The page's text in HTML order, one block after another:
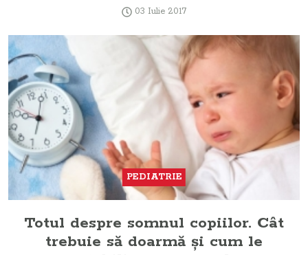
03 Iulie 2017
PEDIATRIE
Totul despre somnul copiilor. Cât
trebuie să doarmă şi cum le